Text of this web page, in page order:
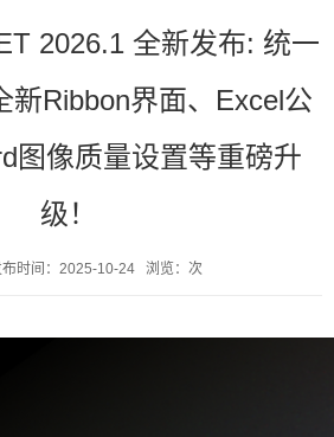
2026.1 全新发布: 统一
新Ribbon界面、Excel公
图像质量设置等重磅升
级！
时间：2025-10-24 浏览：次